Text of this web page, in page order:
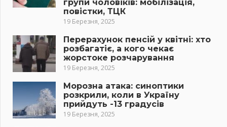
групи чоловіків: мобілізація,
повістки, ТЦК
19 Березня, 2025
Перерахунок пенсій у квітні: хто
розбагатіє, а кого чекає
жорстоке розчарування
19 Березня, 2025
Морозна атака: синоптики
розкрили, коли в Україну
прийдуть -13 градусів
19 Березня, 2025